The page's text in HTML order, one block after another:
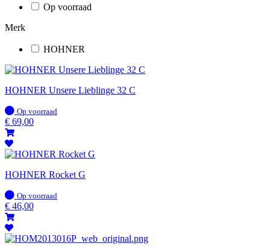
Op voorraad
Merk
HOHNER
HOHNER Unsere Lieblinge 32 C
Op
voorraad
Op voorraad
€ 69,00
HOHNER Rocket G
Op
voorraad
Op voorraad
€ 46,00